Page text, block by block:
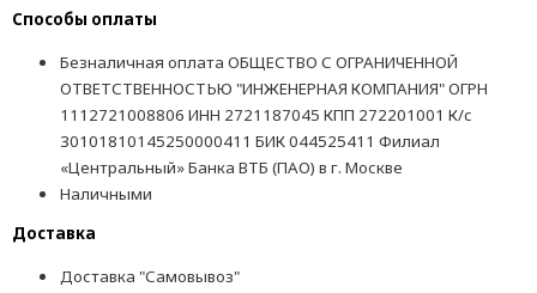
Способы оплаты
Безналичная оплата ОБЩЕСТВО С ОГРАНИЧЕННОЙ
ОТВЕТСТВЕННОСТЬЮ "ИНЖЕНЕРНАЯ КОМПАНИЯ" ОГРН
1112721008806 ИНН 2721187045 КПП 272201001 К/с
30101810145250000411 БИК 044525411 Филиал
«Центральный» Банка ВТБ (ПАО) в г. Москве
Наличными
Доставка
Доставка "Самовывоз"